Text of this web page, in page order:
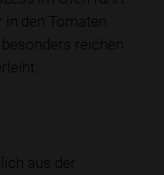
in den Tomaten
reichen
aus der